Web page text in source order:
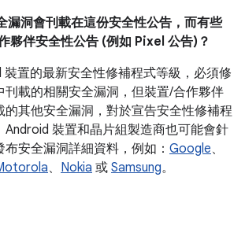
漏洞會刊載在這份安全性公告，而有些
夥伴安全性公告 (例如 Pixel 公告)？
裝置的最新安全性修補程式等級，必須修
刊載的相關安全漏洞，但裝置/合作夥伴
的其他安全漏洞，對於宣告安全性修補程
Android 裝置和晶片組製造商也可能會針
安全漏洞詳細資料，例如： Google、
、 Nokia 或 Samsung。